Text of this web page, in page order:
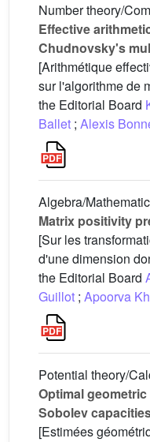
Number theory/
Effective
Chudnovsky's
[Arithmétique
sur l'algorithme de
the Editorial Board
Ballet ; Alexis
Algebra/
Matrix positivity
[Sur les
d'une dimension
the Editorial Board
Guillot ; Apoorva
Potential theory/
Optimal
Sobolev
[Estimées